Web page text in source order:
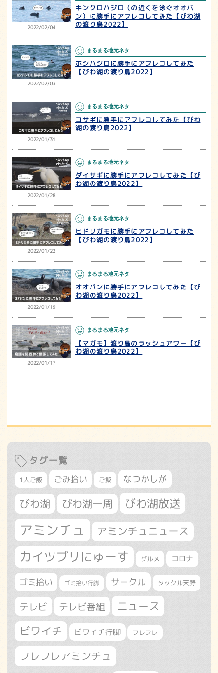
2022/02/04
キンクロハジロ（の近くを泳ぐオオバ
ン）に勝手にアフレコしてみた【びわ湖
の渡り鳥2022】
2022/02/03
まるまる地元ネタ
ホシハジロに勝手にアフレコしてみた
【びわ湖の渡り鳥2022】
2022/01/31
まるまる地元ネタ
コサギに勝手にアフレコしてみた【びわ
湖の渡り鳥2022】
2022/01/28
まるまる地元ネタ
ダイサギに勝手にアフレコしてみた【び
わ湖の渡り鳥2022】
2022/01/22
まるまる地元ネタ
ヒドリガモに勝手にアフレコしてみた
【びわ湖の渡り鳥2022】
2022/01/19
まるまる地元ネタ
オオバンに勝手にアフレコしてみた【び
わ湖の渡り鳥2022】
2022/01/17
まるまる地元ネタ
【マガモ】渡り鳥のラッシュアワー【び
わ湖の渡り鳥2022】
タグ一覧
1人ご飯 ごみ拾い ご飯 なつかしが
びわ湖 びわ湖一周 びわ湖放送
アミンチュ アミンチュニュース
カイツブリにゅーす グルメ コロナ
ゴミ拾い ゴミ拾い行脚 サークル タックル天野
テレビ テレビ番組 ニュース
ビワイチ ビワイチ行脚 フレフレ
フレフレアミンチュ